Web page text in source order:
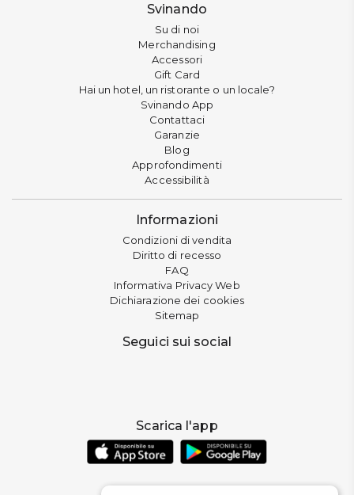
Svinando
Su di noi
Merchandising
Accessori
Gift Card
Hai un hotel, un ristorante o un locale?
Svinando App
Contattaci
Garanzie
Blog
Approfondimenti
Accessibilità
Informazioni
Condizioni di vendita
Diritto di recesso
FAQ
Informativa Privacy Web
Dichiarazione dei cookies
Sitemap
Seguici sui social
Scarica l'app